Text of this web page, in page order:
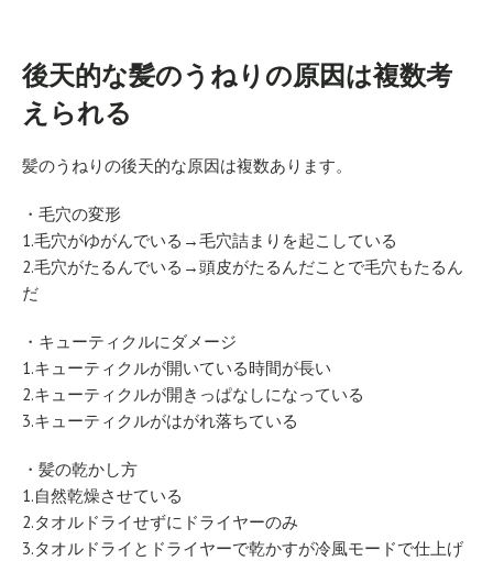
後天的な髪のうねりの原因は複数考
えられる
髪のうねりの後天的な原因は複数あります。
・毛穴の変形
1.毛穴がゆがんでいる→毛穴詰まりを起こしている
2.毛穴がたるんでいる→頭皮がたるんだことで毛穴もたるん
だ
・キューティクルにダメージ
1.キューティクルが開いている時間が長い
2.キューティクルが開きっぱなしになっている
3.キューティクルがはがれ落ちている
・髪の乾かし方
1.自然乾燥させている
2.タオルドライせずにドライヤーのみ
3.タオルドライとドライヤーで乾かすが冷風モードで仕上げ